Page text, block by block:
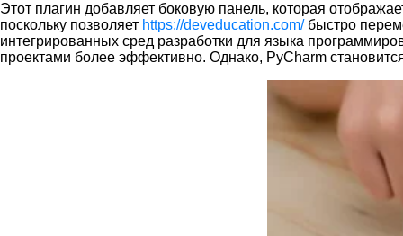
Этот плагин добавляет боковую панель, которая
поскольку позволяет https://deveducation.com/быстро
интегрированных сред разработки для языка
проектами более эффективно. Однако, PyCharm